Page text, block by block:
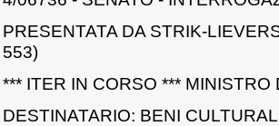
PRESENTATA DA STRIK-
553)
*** ITER IN CORSO ***
DESTINATARIO: BENI